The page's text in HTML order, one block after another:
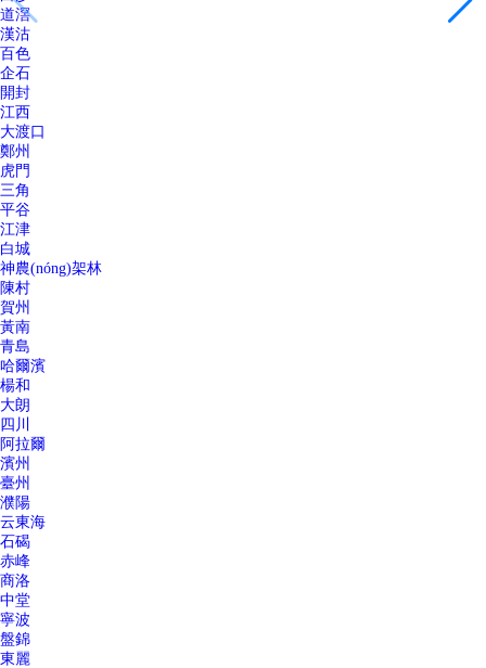
道滘
漢沽
百色
企石
開封
江西
大渡口
鄭州
虎門
三角
平谷
江津
白城
神農(nóng)架林
陳村
賀州
黃南
青島
哈爾濱
楊和
大朗
四川
阿拉爾
濱州
臺州
濮陽
云東海
石碣
赤峰
商洛
中堂
寧波
盤錦
東麗